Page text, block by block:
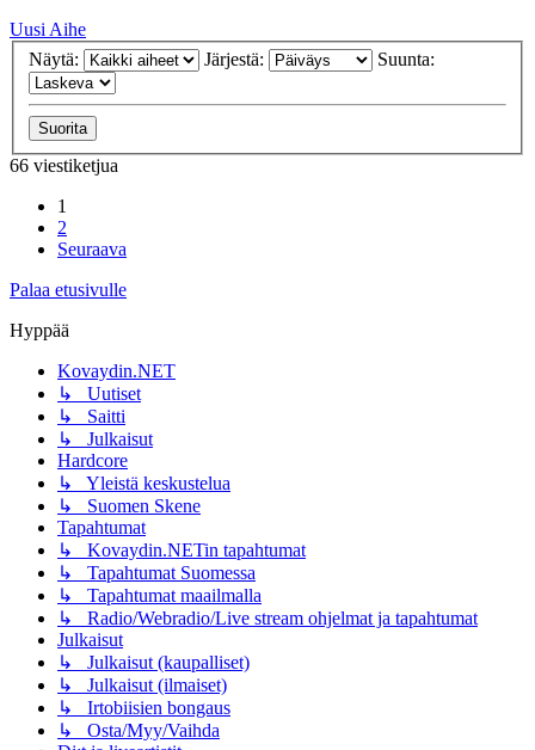
Uusi Aihe
Näytä:
Järjestä: Suunta:
66 viestiketjua
1
2
Seuraava
Palaa etusivulle
Hyppää
Kovaydin.NET
↳ Uutiset
↳ Saitti
↳ Julkaisut
Hardcore
↳ Yleistä keskustelua
↳ Suomen Skene
Tapahtumat
↳ Kovaydin.NETin tapahtumat
↳ Tapahtumat Suomessa
↳ Tapahtumat maailmalla
↳ Radio/Webradio/Live stream ohjelmat ja tapahtumat
Julkaisut
↳ Julkaisut (kaupalliset)
↳ Julkaisut (ilmaiset)
↳ Irtobiisien bongaus
↳ Osta/Myy/Vaihda